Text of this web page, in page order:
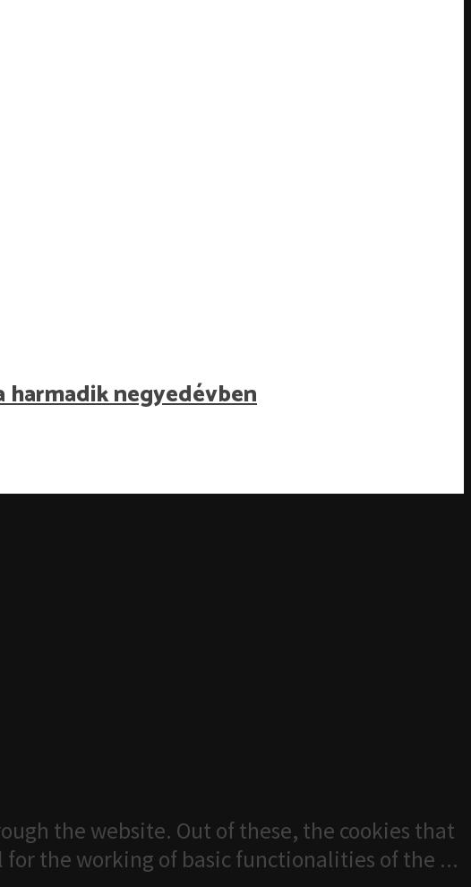
negyedévben
the website. Out of these, the cookies that
for the working of basic functionalities of the ...